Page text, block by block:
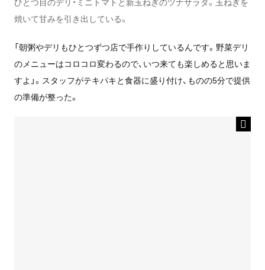
焼いて甘みを引き出している。
「朝粥やデリもひとつずつ店で手作りしているんです。野菜デリ
のメニューはコロコロ変わるので、いつ来ても楽しめると思いま
すよ」。スタッフがテキパキと食器に盛り付け、ものの5分で提供
の準備が整った。